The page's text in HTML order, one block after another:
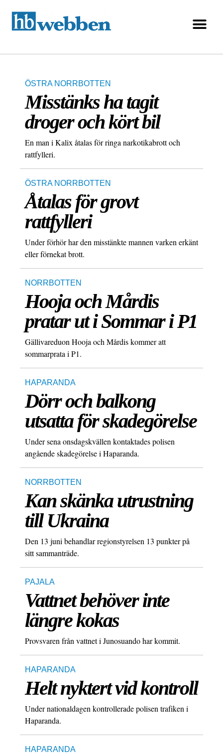
ÖSTRA NORRBOTTEN
Misstänks ha tagit
droger och kört bil
En man i Kalix åtalas för ringa narkotikabrott och
rattfylleri.
ÖSTRA NORRBOTTEN
Åtalas för grovt
rattfylleri
Under förhör har den misstänkte mannen varken erkänt
eller förnekat brott.
NORRBOTTEN
Hooja och Mårdis
pratar ut i Sommar i P1
Gällivareduon Hooja och Mårdis kommer att
sommarprata i P1.
HAPARANDA
Dörr och balkong
utsatta för skadegörelse
Under sena onsdagskvällen kontaktades polisen
angående skadegörelse i Haparanda.
NORRBOTTEN
Kan skänka utrustning
till Ukraina
Den 13 juni behandlar regionstyrelsen 13 punkter på
sitt sammanträde.
PAJALA
Vattnet behöver inte
längre kokas
Provsvaren från vattnet i Junosuando har kommit.
HAPARANDA
Helt nyktert vid kontroll
Under nationaldagen kontrollerade polisen trafiken i
Haparanda.
HAPARANDA